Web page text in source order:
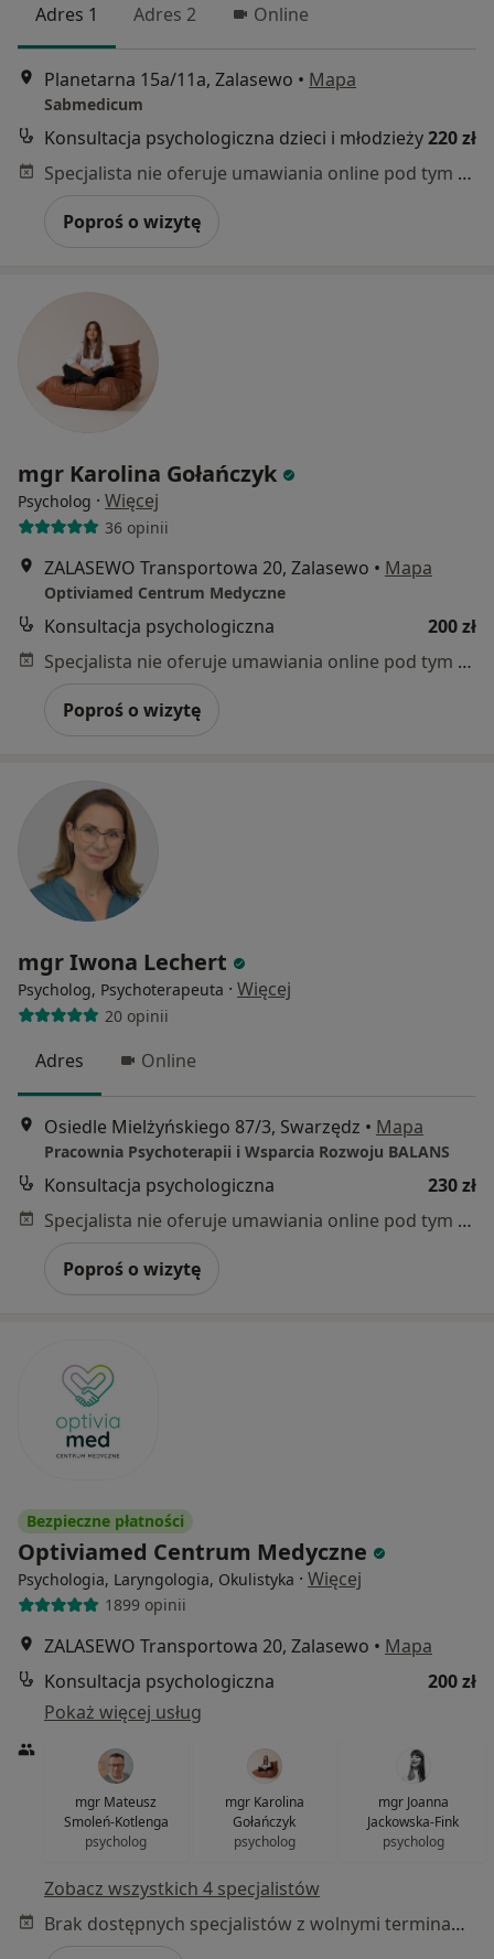
Adres 1 Adres 2 Online
Planetarna 15a/11a, Zalasewo • Mapa
Sabmedicum
Konsultacja psychologiczna dzieci i młodzieży220 zł
Specjalista nie oferuje umawiania online pod tym adresem.
Poproś o wizytę
mgr Karolina Gołańczyk
Psycholog · Więcej
36 opinii
ZALASEWO Transportowa 20, Zalasewo • Mapa
Optiviamed Centrum Medyczne
Konsultacja psychologiczna
200 zł
Specjalista nie oferuje umawiania online pod tym adresem.
Poproś o wizytę
mgr Iwona Lechert
Psycholog, Psychoterapeuta · Więcej
20 opinii
Adres Online
Osiedle Mielżyńskiego 87/3, Swarzędz • Mapa
Pracownia Psychoterapii i Wsparcia Rozwoju BALANS
Konsultacja psychologiczna
230 zł
Specjalista nie oferuje umawiania online pod tym adresem.
Poproś o wizytę
Bezpieczne płatności
Optiviamed Centrum Medyczne
Psychologia, Laryngologia, Okulistyka · Więcej
1899 opinii
ZALASEWO Transportowa 20, Zalasewo • Mapa
Konsultacja psychologiczna
200 zł
Pokaż więcej usług
mgr Mateusz
Smoleń-Kotlenga
psycholog
mgr Karolina
Gołańczyk
psycholog
mgr Joanna
Jackowska-Fink
psycholog
Zobacz wszystkich 4 specjalistów
Brak dostępnych specjalistów z wolnymi terminami w tym centrum medycznym.